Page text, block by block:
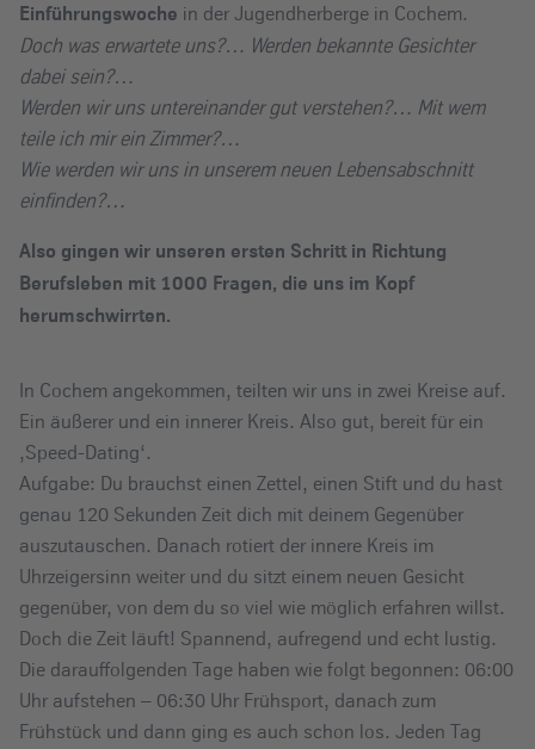
Einführungswoche in der Jugendherberge in Cochem.
Doch was erwartete uns?… Werden bekannte Gesichter
dabei sein?…
Werden wir uns untereinander gut verstehen?… Mit wem
teile ich mir ein Zimmer?…
Wie werden wir uns in unserem neuen Lebensabschnitt
einfinden?…
Also gingen wir unseren ersten Schritt in Richtung
Berufsleben mit 1000 Fragen, die uns im Kopf
herumschwirrten.
In Cochem angekommen, teilten wir uns in zwei Kreise auf.
Ein äußerer und ein innerer Kreis. Also gut, bereit für ein
‚Speed-Dating‘.
Aufgabe: Du brauchst einen Zettel, einen Stift und du hast
genau 120 Sekunden Zeit dich mit deinem Gegenüber
auszutauschen. Danach rotiert der innere Kreis im
Uhrzeigersinn weiter und du sitzt einem neuen Gesicht
gegenüber, von dem du so viel wie möglich erfahren willst.
Doch die Zeit läuft! Spannend, aufregend und echt lustig.
Die darauffolgenden Tage haben wie folgt begonnen: 06:00
Uhr aufstehen – 06:30 Uhr Frühsport, danach zum
Frühstück und dann ging es auch schon los. Jeden Tag